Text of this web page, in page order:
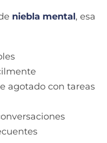
niebla mental, esa
agotado con tareas